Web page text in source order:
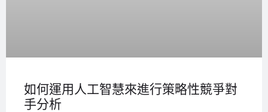
如何運用人工智慧來進行策略性競爭對
手分析